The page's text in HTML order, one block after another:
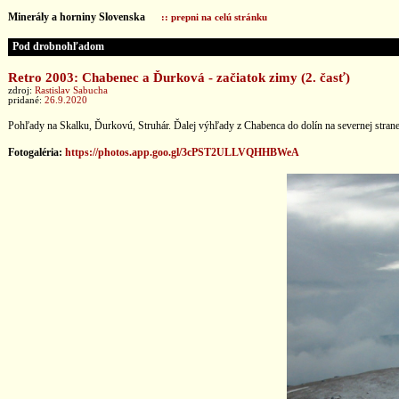
Minerály a horniny Slovenska :: prepni na celú stránku
Pod drobnohľadom
Retro 2003: Chabenec a Ďurková - začiatok zimy (2. časť)
zdroj: Rastislav Sabucha
pridané: 26.9.2020
Pohľady na Skalku, Ďurkovú, Struhár. Ďalej výhľady z Chabenca do dolín na severnej
Fotogaléria: https://photos.app.goo.gl/3cPST2ULLVQHHBWeA